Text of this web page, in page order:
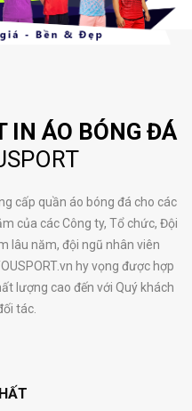
IN ÁO BÓNG ĐÁ
cấp quần áo bóng đá cho các
của các Công ty, Tổ chức, Đội
lâu năm, đội ngũ nhân viên
hy vọng được hợp
lượng cao đến với Quý khách
tác.